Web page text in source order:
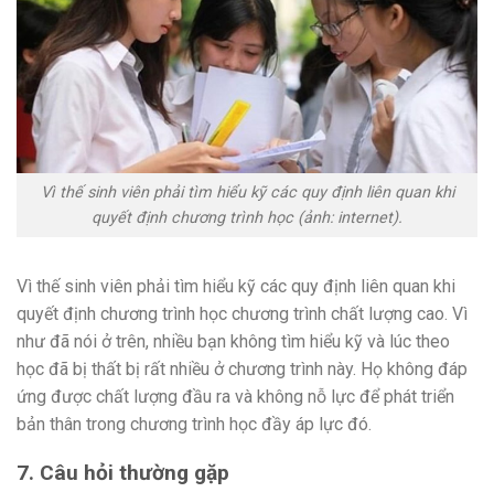
Vì thế sinh viên phải tìm hiểu kỹ các quy định liên quan khi
quyết định chương trình học (ảnh: internet).
Vì thế sinh viên phải tìm hiểu kỹ các quy định liên quan khi
quyết định chương trình học chương trình chất lượng cao. Vì
như đã nói ở trên, nhiều bạn không tìm hiểu kỹ và lúc theo
học đã bị thất bị rất nhiều ở chương trình này. Họ không đáp
ứng được chất lượng đầu ra và không nỗ lực để phát triển
bản thân trong chương trình học đầy áp lực đó.
7. Câu hỏi thường gặp